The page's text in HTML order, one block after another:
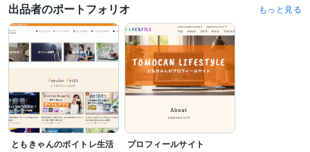
色彩検定1級 取得年 : 2023年
ITパスポート 取得年 : 2014年
Webクリエイター能力認定 取得年 : 2019年
マルチメディア検定 取得年 : 2013年
普通自動車第一種運転免許 取得年 : 2014年
プログラミング言語・フレームワーク
CSS:10年HTML:10年PHP:8年 jQuery:10年
JavaScript:8年Git:5年Subversion:8年
ビジネス・クリエイティブツール
出品者のポートフォリオ もっと見る
ともきゃんのボイトレ生活 プロフィールサイト